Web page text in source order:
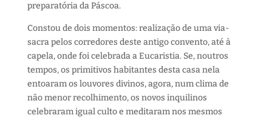
preparatória da Páscoa.
Constou de dois momentos: realização de uma via-
sacra pelos corredores deste antigo convento, até à
capela, onde foi celebrada a Eucaristia. Se, noutros
tempos, os primitivos habitantes desta casa nela
entoaram os louvores divinos, agora, num clima de
não menor recolhimento, os novos inquilinos
celebraram igual culto e meditaram nos mesmos